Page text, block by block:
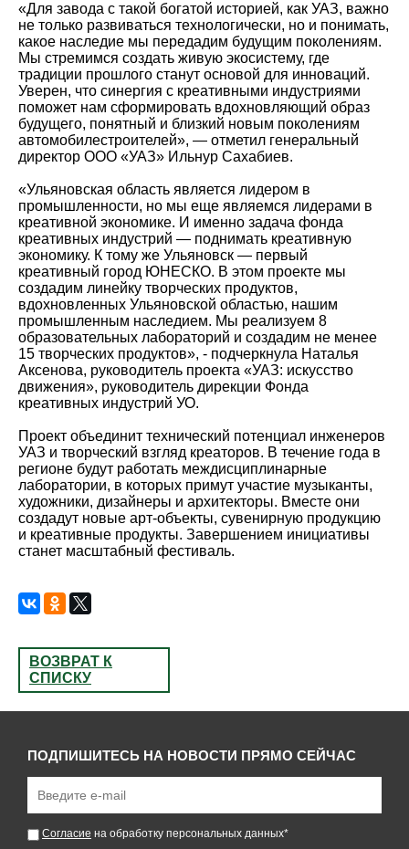
«Для завода с такой богатой историей, как УАЗ, важно
не только развиваться технологически, но и понимать,
какое наследие мы передадим будущим поколениям.
Мы стремимся создать живую экосистему, где
традиции прошлого станут основой для инноваций.
Уверен, что синергия с креативными индустриями
поможет нам сформировать вдохновляющий образ
будущего, понятный и близкий новым поколениям
автомобилестроителей», — отметил генеральный
директор ООО «УАЗ» Ильнур Сахабиев.
«Ульяновская область является лидером в
промышленности, но мы еще являемся лидерами в
креативной экономике. И именно задача фонда
креативных индустрий — поднимать креативную
экономику. К тому же Ульяновск — первый
креативный город ЮНЕСКО. В этом проекте мы
создадим линейку творческих продуктов,
вдохновленных Ульяновской областью, нашим
промышленным наследием. Мы реализуем 8
образовательных лабораторий и создадим не менее
15 творческих продуктов», - подчеркнула Наталья
Аксенова, руководитель проекта «УАЗ: искусство
движения», руководитель дирекции Фонда
креативных индустрий УО.
Проект объединит технический потенциал инженеров
УАЗ и творческий взгляд креаторов. В течение года в
регионе будут работать междисциплинарные
лаборатории, в которых примут участие музыканты,
художники, дизайнеры и архитекторы. Вместе они
создадут новые арт-объекты, сувенирную продукцию
и креативные продукты. Завершением инициативы
станет масштабный фестиваль.
ВОЗВРАТ К
СПИСКУ
ПОДПИШИТЕСЬ НА НОВОСТИ ПРЯМО СЕЙЧАС
Согласие на обработку персональных данных*